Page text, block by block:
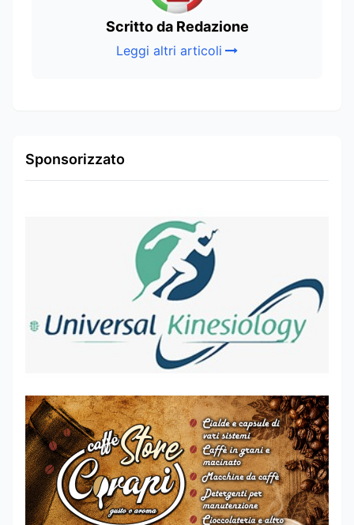
Scritto da Redazione
Leggi altri articoli
Sponsorizzato